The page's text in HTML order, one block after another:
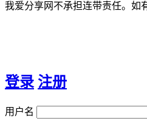
我爱分享网不承担连带责任。如
登录 注册
用户名